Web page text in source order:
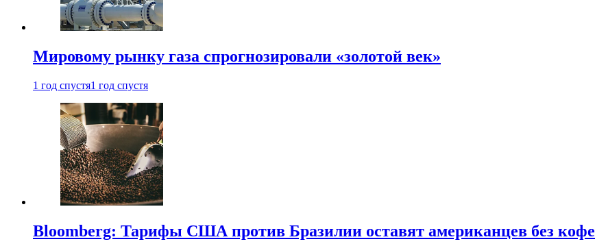
Мировому рынку газа спрогнозировали «золотой век»
1 год спустя1 год спустя
Bloomberg: Тарифы США против Бразилии оставят американцев без кофе